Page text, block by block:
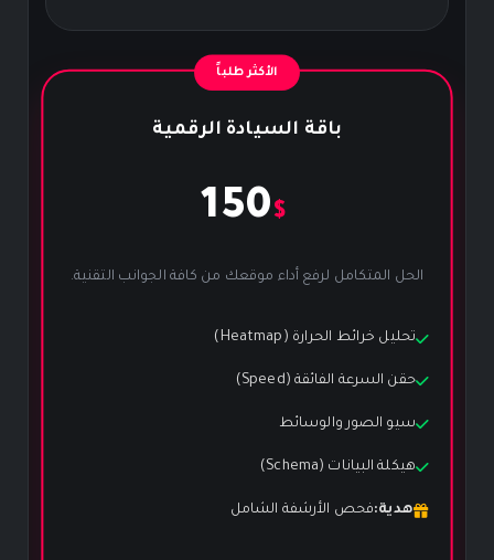
الأكثر طلباً
باقة السيادة الرقمية
150$
الحل المتكامل لرفع أداء موقعك من كافة الجوانب التقنية.
تحليل خرائط الحرارة (Heatmap)
حقن السرعة الفائقة (Speed)
سيو الصور والوسائط
هيكلة البيانات (Schema)
هدية:فحص الأرشفة الشامل